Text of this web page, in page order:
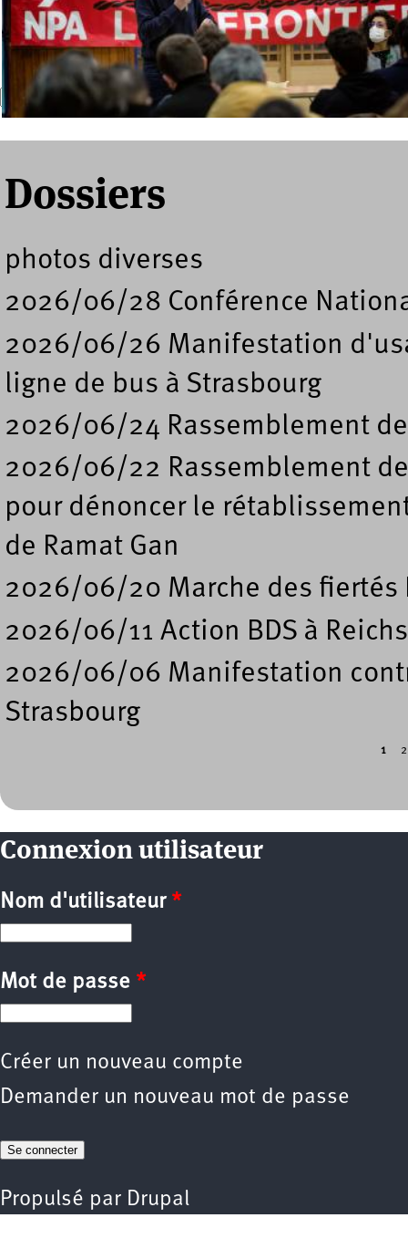
Formulaire de recherche
Recherche
Dossiers
photos diverses
2026/06/28 Conférence
2026/06/26 Manifestation
ligne de bus à Strasbourg
2026/06/24 Rassemblement
2026/06/22 Rassemblement
pour dénoncer le
de Ramat Gan
2026/06/20 Marche des fiertés
2026/06/11 Action BDS à
2026/06/06 Manifestation
Strasbourg
1 2
Connexion utilisateur
Nom d'utilisateur *
Mot de passe *
Créer un nouveau compte
Demander un nouveau mot de passe
Propulsé par Drupal